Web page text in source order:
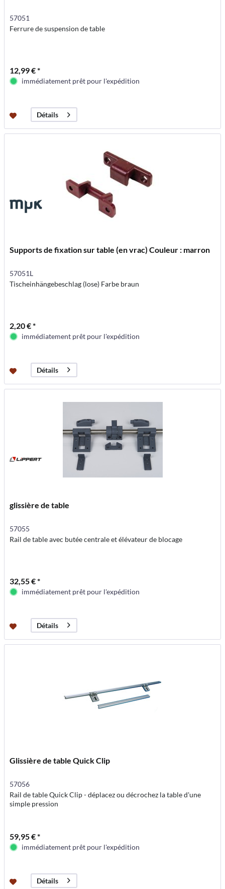
57051
Ferrure de suspension de table
12,99 € *
immédiatement prêt pour l'expédition
Détails
Supports de fixation sur table (en vrac) Couleur : marron
57051L
Tischeinhängebeschlag (lose) Farbe braun
2,20 € *
immédiatement prêt pour l'expédition
Détails
glissière de table
57055
Rail de table avec butée centrale et élévateur de blocage
32,55 € *
immédiatement prêt pour l'expédition
Détails
Glissière de table Quick Clip
57056
Rail de table Quick Clip - déplacez ou décrochez la table d'une
simple pression
59,95 € *
immédiatement prêt pour l'expédition
Détails